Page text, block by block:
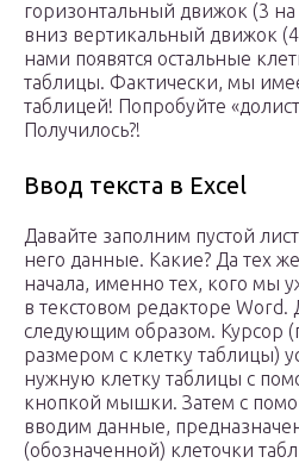
горизонтальный движок (3
вниз вертикальный движок
нами появятся остальные
таблицы. Фактически, мы
таблицей! Попробуйте
Получилось?!
Ввод текста в Excel
Давайте заполним пустой
него данные. Какие? Да тех
начала, именно тех, кого мы
в текстовом редакторе Word.
следующим образом. Курсор
размером с клетку таблицы)
нужную клетку таблицы с
кнопкой мышки. Затем с
вводим данные,
(обозначенной) клеточки